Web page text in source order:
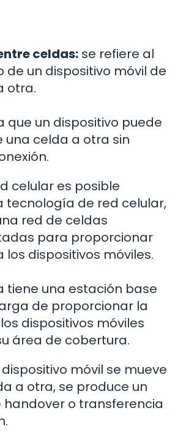
celdas: se refiere al
de un dispositivo móvil de
otra.
que un dispositivo puede
una celda a otra sin
celular es posible
tecnología de red celular,
red de celdas
para proporcionar
los dispositivos móviles.
tiene una estación base
de proporcionar la
dispositivos móviles
área de cobertura.
móvil se mueve
a otra, se produce un
handover o transferencia